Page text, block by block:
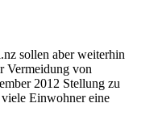
sollen aber weiterhin
Vermeidung von
2012 Stellung zu
Einwohner eine